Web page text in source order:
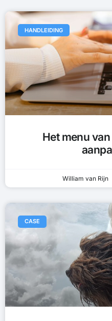
HANDLEIDING
Het menu
William van Rijn
CASE